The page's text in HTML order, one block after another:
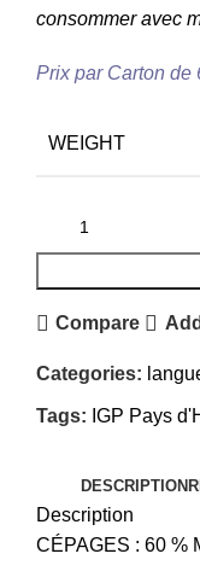
consommer avec
Prix par Carton de
WEIGHT
Compare
Categories:
Tags: IGP Pays
DESCRIPTION
Description
CÉPAGES : 60 %